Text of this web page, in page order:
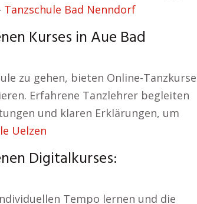
Tanzschule Bad Nenndorf
Kurses in Aue Bad
zu gehen, bieten Online-Tanzkurse
Erfahrene Tanzlehrer begleiten
und klaren Erklärungen, um
Uelzen
Digitalkurses:
Tempo lernen und die